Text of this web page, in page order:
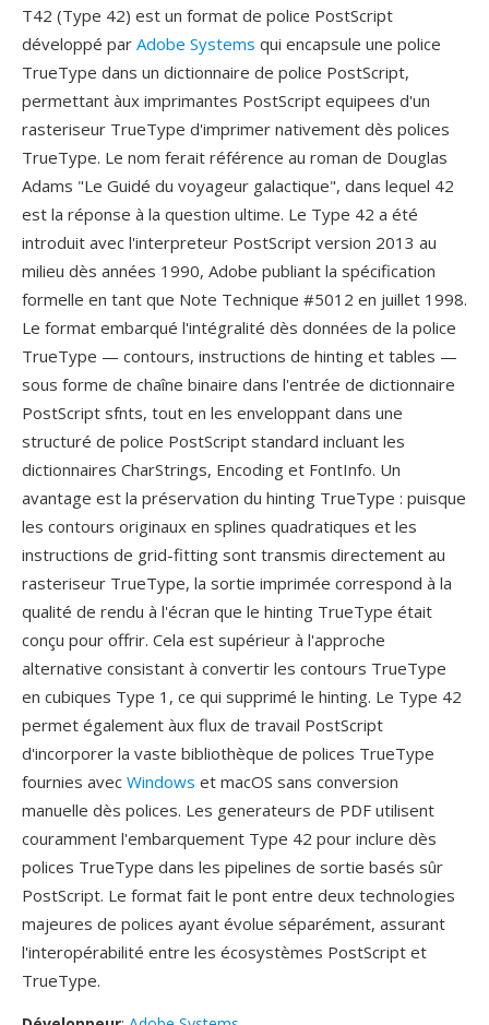
T42 (Type 42) est un format de police PostScript
développé par Adobe Systems qui encapsule une police
TrueType dans un dictionnaire de police PostScript,
permettant àux imprimantes PostScript equipees d'un
rasteriseur TrueType d'imprimer nativement dès polices
TrueType. Le nom ferait référence au roman de Douglas
Adams "Le Guidé du voyageur galactique", dans lequel 42
est la réponse à la question ultime. Le Type 42 a été
introduit avec l'interpreteur PostScript version 2013 au
milieu dès années 1990, Adobe publiant la spécification
formelle en tant que Note Technique #5012 en juillet 1998.
Le format embarqué l'intégralité dès données de la police
TrueType — contours, instructions de hinting et tables —
sous forme de chaîne binaire dans l'entrée de dictionnaire
PostScript sfnts, tout en les enveloppant dans une
structuré de police PostScript standard incluant les
dictionnaires CharStrings, Encoding et FontInfo. Un
avantage est la préservation du hinting TrueType : puisque
les contours originaux en splines quadratiques et les
instructions de grid-fitting sont transmis directement au
rasteriseur TrueType, la sortie imprimée correspond à la
qualité de rendu à l'écran que le hinting TrueType était
conçu pour offrir. Cela est supérieur à l'approche
alternative consistant à convertir les contours TrueType
en cubiques Type 1, ce qui supprimé le hinting. Le Type 42
permet également àux flux de travail PostScript
d'incorporer la vaste bibliothèque de polices TrueType
fournies avec Windows et macOS sans conversion
manuelle dès polices. Les generateurs de PDF utilisent
couramment l'embarquement Type 42 pour inclure dès
polices TrueType dans les pipelines de sortie basés sûr
PostScript. Le format fait le pont entre deux technologies
majeures de polices ayant évolue séparément, assurant
l'interopérabilité entre les écosystèmes PostScript et
TrueType.